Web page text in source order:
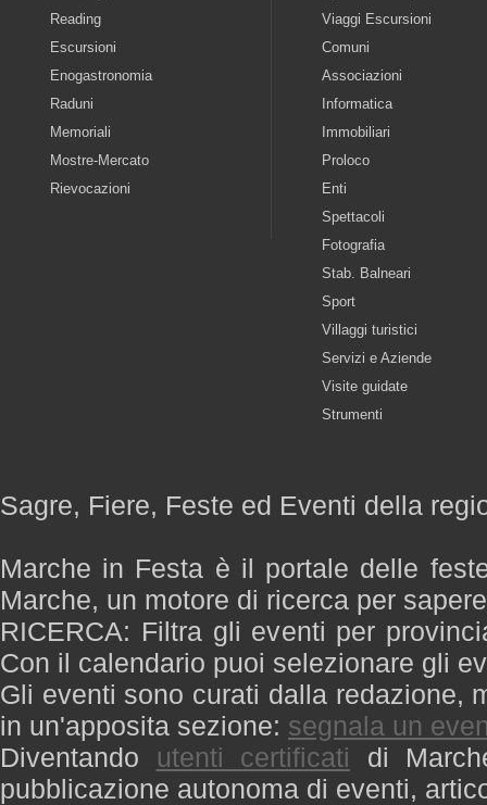
Reading
Escursioni
Enogastronomia
Raduni
Memoriali
Mostre-Mercato
Rievocazioni
Viaggi Escursioni
Comuni
Associazioni
Informatica
Immobiliari
Proloco
Enti
Spettacoli
Fotografia
Stab. Balneari
Sport
Villaggi turistici
Servizi e Aziende
Visite guidate
Strumenti
Sagre, Fiere, Feste ed Eventi della
Marche in Festa è il portale delle
Marche, un motore di ricerca per
RICERCA: Filtra gli eventi per
Con il calendario puoi selezionare gli
Gli eventi sono curati dalla redazione,
in un'apposita sezione: segnala un
Diventando utenti certificati di
pubblicazione autonoma di eventi,